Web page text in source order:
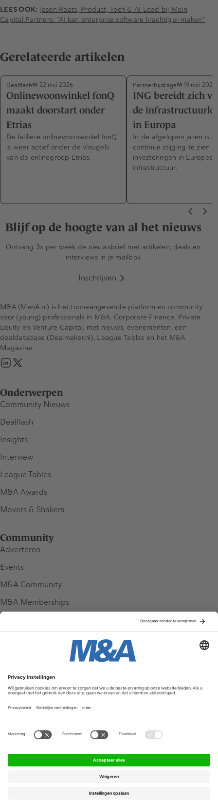
LEES OOK: Jason Raats, Product, Tech & AI Lead bij Main
Capital Partners: "AI kan enterprise software krachtiger maken"
Gerelateerde artikelen
Dealflash 22 mei 2026
Onlinewoonwinkel fonQ
maakt doorstart onder
Etrias
De failliete onlinewoonwinkel fonQ
is weer actief onder de vleugels
van de onlinegroep Etrias.
Partnerbijdrage 19 mei 2026
ING bereidt zich
de
in Europa
In de afgelopen jaren is
continue stijging te zien in
investeringen in Europese
infrastructuur.
Blijf op de hoogte van al het nieuws
Ontvang 3x per week de nieuwsbrief met artikelen, deals en
interviews in je mailbox
Inschrijven
Onderwerpen
Community Nieuws
Dealflash
Insights
Interview
League Tables
M&A Awards
Movers & Shakers
Community
Adverteren
Events
M&A Community
M&A Memberships
Service & Contact
Contact
FAQ
Werken bij ons
Algemene Voorwaarden
M&A (MenA.nl) is het toonaangevende platform en community
voor (young) professionals in M&A, Corporate Finance, Private
Equity en Venture Capital, met nieuws, evenementen, een
dealdatabase (Dealmaker.nl), League Tables en het M&A
Magazine.